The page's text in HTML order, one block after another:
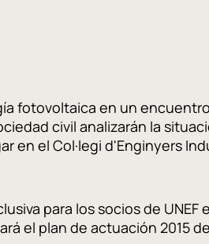
fotovoltaica en un
civil analizarán la
en el Col·legi d'Enginyers
para los socios de
el plan de actuación 2015